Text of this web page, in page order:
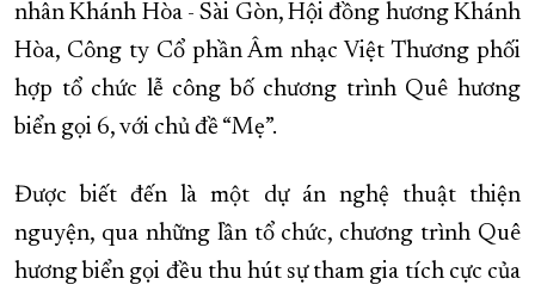
nhân Khánh Hòa - Sài Gòn, Hội đồng hương Khánh
Hòa, Công ty Cổ phần Âm nhạc Việt Thương phối
hợp tổ chức lễ công bố chương trình Quê hương
biển gọi 6, với chủ đề “Mẹ”.
Được biết đến là một dự án nghệ thuật thiện
nguyện, qua những lần tổ chức, chương trình Quê
hương biển gọi đều thu hút sự tham gia tích cực của